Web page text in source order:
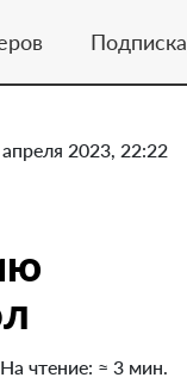
Подписка
2023, 22:22
На чтение: ≈ 3 мин.